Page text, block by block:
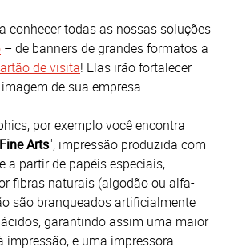
conhecer todas as nossas soluções
– de banners de grandes formatos a
de visita! Elas irão fortalecer
de sua empresa.
por exemplo você encontra
Fine Arts", impressão produzida com
a partir de papéis especiais,
fibras naturais (algodão ou alfa-
são branqueados artificialmente
garantindo assim uma maior
impressão, e uma impressora